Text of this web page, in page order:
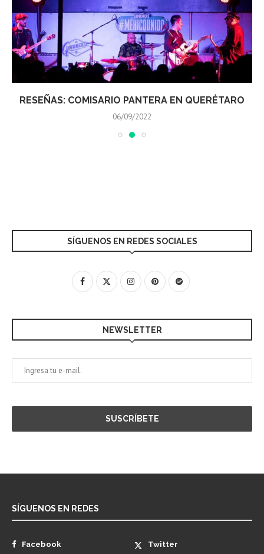
RESEÑAS: COMISARIO PANTERA EN QUERÉTARO
06/09/2022
SÍGUENOS EN REDES SOCIALES
NEWSLETTER
SÍGUENOS EN REDES
Facebook
Twitter